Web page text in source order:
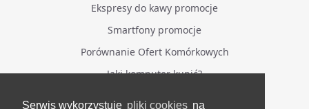
Serwis wykorzystuje pliki cookies na
Ekspresy do kawy promocje
Smartfony promocje
Porównanie Ofert Komórkowych
Jaki komputer kupić?